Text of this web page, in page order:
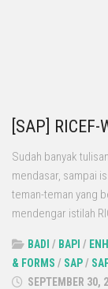
[SAP]
Sudah banyak
mendasar, sampai
teman-teman yang
mendengar istilah
BADI / BAPI /
& FORMS / SAP/
SEPTEMBER 30,